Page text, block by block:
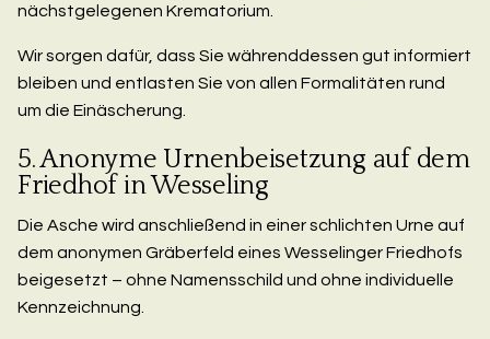
nächstgelegenen Krematorium.
Wir sorgen dafür, dass Sie währenddessen gut informiert
bleiben und entlasten Sie von allen Formalitäten rund
um die Einäscherung.
5. Anonyme Urnenbeisetzung auf dem
Friedhof in Wesseling
Die Asche wird anschließend in einer schlichten Urne auf
dem anonymen Gräberfeld eines Wesselinger Friedhofs
beigesetzt – ohne Namensschild und ohne individuelle
Kennzeichnung.